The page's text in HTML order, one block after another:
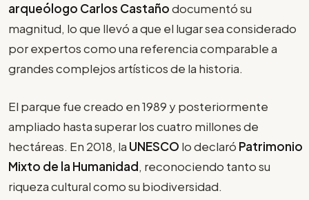
arqueólogo Carlos Castañodocumentó su
magnitud, lo que llevó a que el lugar sea considerado
por expertos como una referencia comparable a
grandes complejos artísticos de la historia.
El parque fue creado en 1989 y posteriormente
ampliado hasta superar los cuatro millones de
hectáreas. En 2018, la UNESCO lo declaró Patrimonio
Mixto de la Humanidad, reconociendo tanto su
riqueza cultural como su biodiversidad.